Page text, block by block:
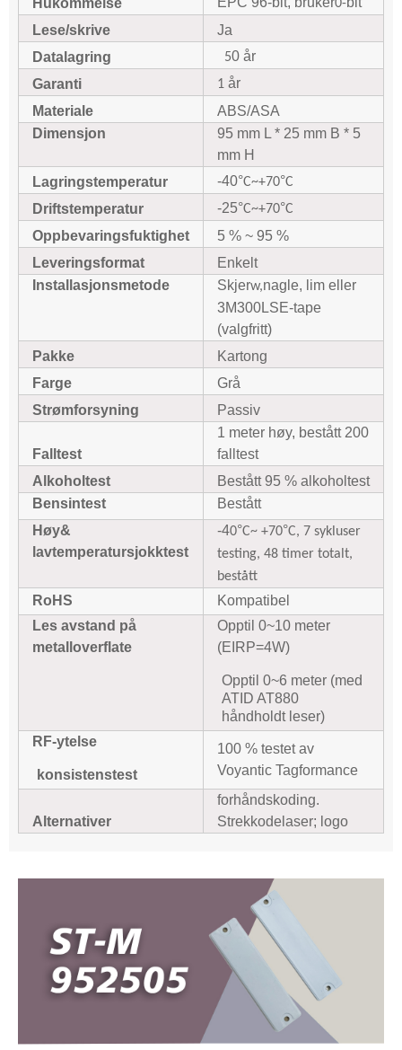
0-
Lese/skrive
Ja
Datalagring
50 år
Garanti
1 år
Materiale
ABS/ASA
Dimensjon
95 mm L * 25 mm B * 5
mm H
Lagringstemperatur
-40°C~+70°C
Driftstemperatur -25°C~+70°C
Oppbevaringsfuktighet
5 % ~ 95 %
Leveringsformat
Enkelt
Installasjonsmetode
Skjerw,nagle, lim eller
3M300LSE-tape
(valgfritt)
Pakke
Kartong
Farge
Grå
Strømforsyning
Passiv
Falltest
1 meter høy, bestått 200
falltest
Alkoholtest
Bestått 95 % alkoholtest
Bensintest
Bestått
Høy&
lavtemperatursjokktest
-40°C~ +70°C, 7 sykluser
testing, 48 timer totalt,
bestått
RoHS
Kompatibel
Les avstand på
metalloverflate
Opptil 0~10 meter
(EIRP=4W)
Opptil 0~6 meter (med
ATID AT880
håndholdt leser)
RF-ytelse
konsistenstest
100 % testet av
Voyantic Tagformance
Alternativer
forhåndskoding.
Strekkodelaser; logo